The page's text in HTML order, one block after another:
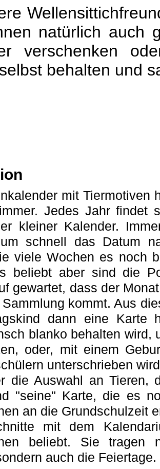
natürlich auch
verschenken
behalten und
mit Tiermotiven
Jedes Jahr findet
kleiner Kalender.
schnell das Datum
viele Wochen es noch
beliebt aber sind die
gewartet, dass der
kommt. Aus
dann eine Karte
blanko behalten wird,
oder, mit einem
unterschrieben
die Auswahl an Tieren,
"seine" Karte, die es
an die Grundschulzeit
mit dem
beliebt. Sie tragen
auch die Feiertage.